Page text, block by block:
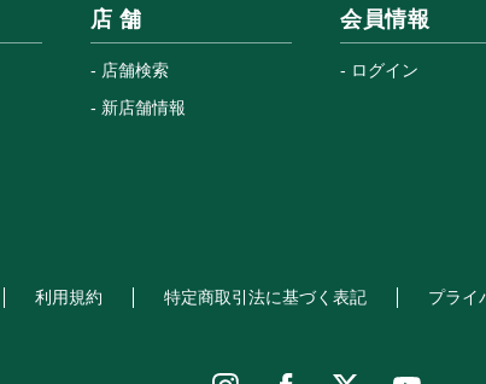
店 舗
店舗検索
新店舗情報
会員情報
ログイン
利用規約 特定商取引法に基づく表記 プライ